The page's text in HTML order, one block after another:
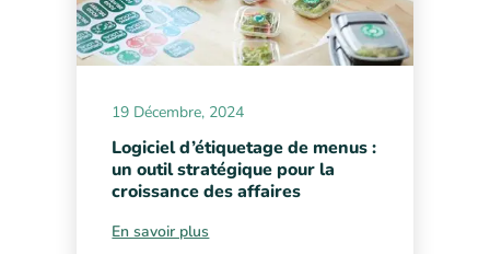
19 Décembre, 2024
Logiciel d’étiquetage de menus :
un outil stratégique pour la
croissance des affaires
En savoir plus